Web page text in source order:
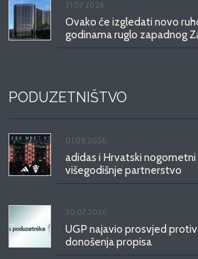
31.07.2026.
Ovako će izgledati novo
godinama ruglo zapadnog
PODUZETNIŠTVO
01.08.2026.
adidas i Hrvatski
višegodišnje partnerstvo
30.07.2026.
UGP najavio prosvjed
donošenja propisa